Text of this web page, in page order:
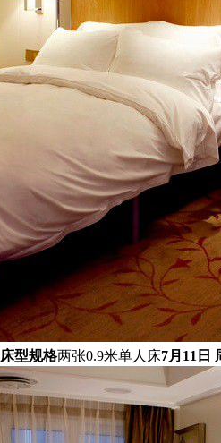
床型规格两张0.9米单人床7月11日